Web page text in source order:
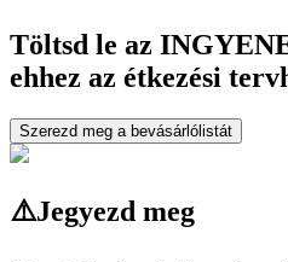
Töltsd le az
ehhez az étkezési
Szerezd meg a bevásárlólistát
⚠️Jegyezd meg